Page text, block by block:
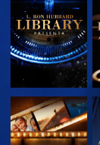
ESPLORA LE
SERIE
ESPLORA LE
SERIE